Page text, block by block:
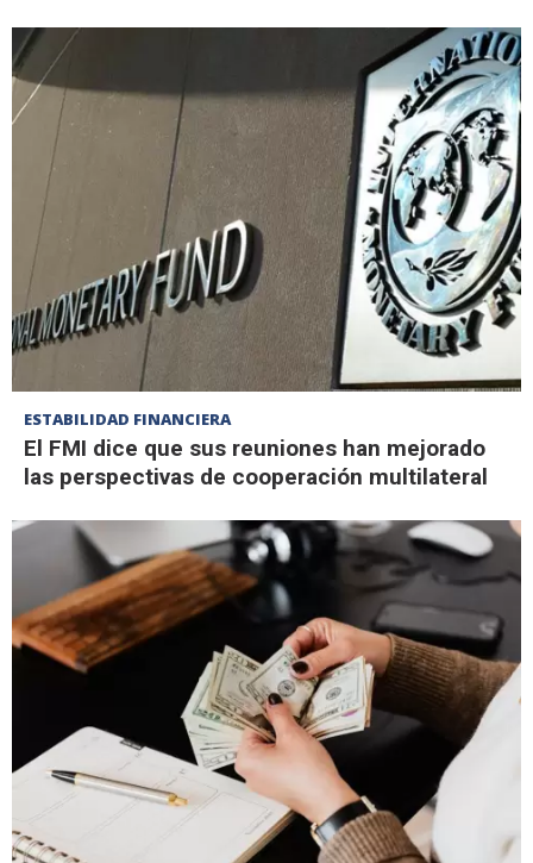
ESTABILIDAD FINANCIERA
El FMI dice que sus reuniones han mejorado
las perspectivas de cooperación multilateral